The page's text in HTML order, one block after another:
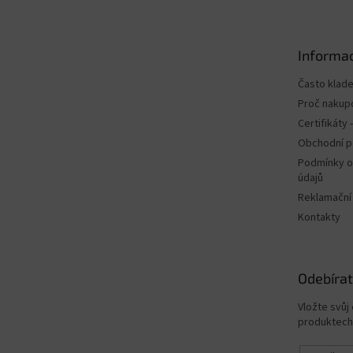
Často
Proč
Certifikáty
Obchodní
Podmínky
údajů
Kontakty
Vložte svůj